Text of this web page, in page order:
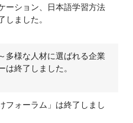
ーション、日本語学習方法
ました。
多様な人材に選ばれる企業
終了しました。
フォーラム」は終了しまし